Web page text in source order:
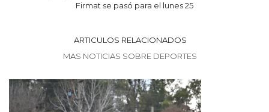
Firmat se pasó para el lunes 25
ARTICULOS RELACIONADOS
MAS NOTICIAS SOBRE DEPORTES